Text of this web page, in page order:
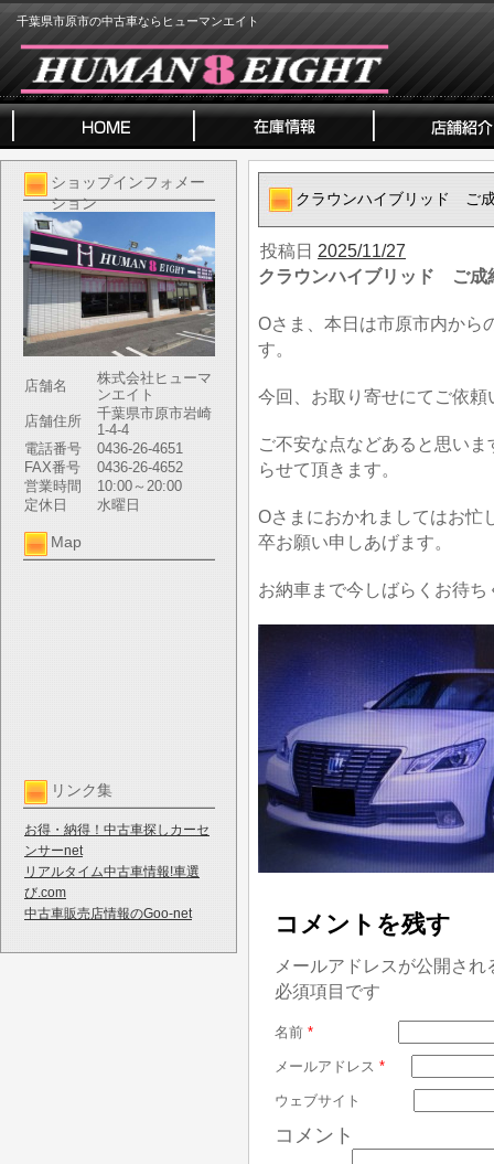
千葉県市原市の中古車ならヒューマンエイト
ショップインフォメー
ション
店舗名
株式会社ヒューマ
ンエイト
店舗住所
千葉県市原市岩崎
1-4-4
電話番号
0436-26-4651
FAX番号
0436-26-4652
営業時間
10:00～20:00
定休日
水曜日
Map
リンク集
お得・納得！中古車探しカーセ
ンサーnet
リアルタイム中古車情報!車選
び.com
中古車販売店情報のGoo-net
クラウンハイブリッド ご
投稿日 2025/11/27
クラウンハイブリッド ご成
Oさま、本日は市原市内から
す。
今回、お取り寄せにてご依頼
ご不安な点などあると思い
らせて頂きます。
Oさまにおかれましてはお忙
卒お願い申しあげます。
お納車まで今しばらくお待ち
コメントを残す
メールアドレスが公開さ
必須項目です
名前 *
メールアドレス *
ウェブサイト
コメント